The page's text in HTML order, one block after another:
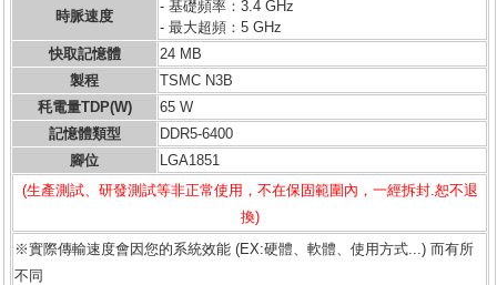
時脈速度
- 基礎頻率：3.4 GHz
- 最大超頻：5 GHz
快取記憶體
24 MB
製程
TSMC N3B
秏電量TDP(W)
65 W
記憶體類型
DDR5-6400
腳位
LGA1851
(生產測試、研發測試等非正常使用，不在保固範圍內，一經拆封.恕不退
換)
※實際傳輸速度會因您的系統效能 (EX:硬體、軟體、使用方式...) 而有所
不同